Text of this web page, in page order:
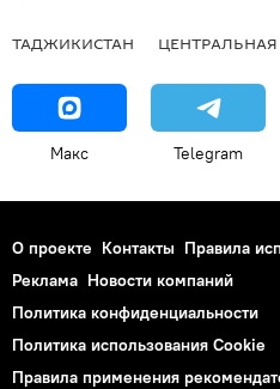
ТАДЖИКИСТАН ЦЕНТРАЛЬНАЯ
Макс Telegram
О проекте Контакты Правила
Реклама Новости компаний
Политика конфиденциальности
Политика использования Cookie
Правила применения